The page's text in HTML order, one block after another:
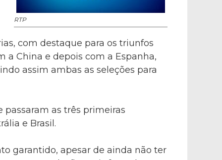
RTP
com destaque para os triunfos
a China e depois com a Espanha,
assim ambas as seleções para
as três primeiras
e Brasil.
garantido, apesar de ainda não ter